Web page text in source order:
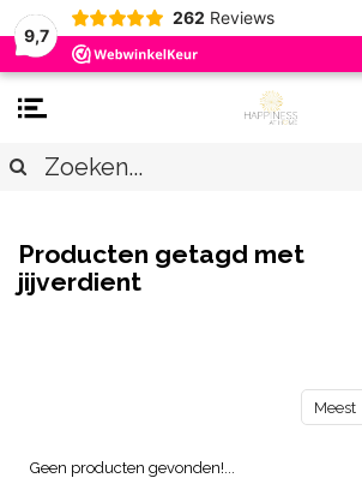
9,7
262 Reviews
Producten getagd met
jijverdient
Meest
Geen producten gevonden!...